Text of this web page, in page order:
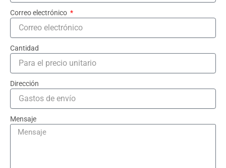
Correo electrónico
Cantidad
Dirección
Mensaje